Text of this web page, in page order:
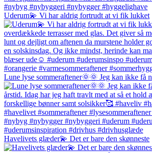
Uderum💫 Vi har aldrig fortrudt at vi fik lukket
Lune lyse sommeraftener🌞🌞 Jeg kan ikke få n
Havelivets glæder💫 Det er bare den skønneste